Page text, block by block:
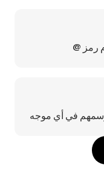
رمز @
في أي موجه